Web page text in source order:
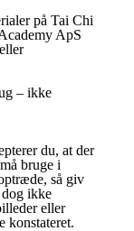
på Tai Chi
ApS
– ikke
du, at der
bruge i
så giv
ikke
eller
konstateret.